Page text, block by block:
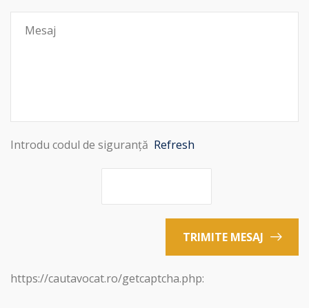
Introdu codul de siguranță Refresh
TRIMITE MESAJ
https://cautavocat.ro/getcaptcha.php: